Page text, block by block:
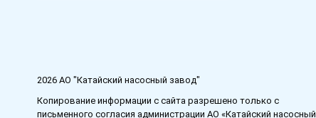
2026 АО "Катайский насосный завод"
Копирование информации с сайта разрешено только с
письменного согласия администрации АО «Катайский насосный